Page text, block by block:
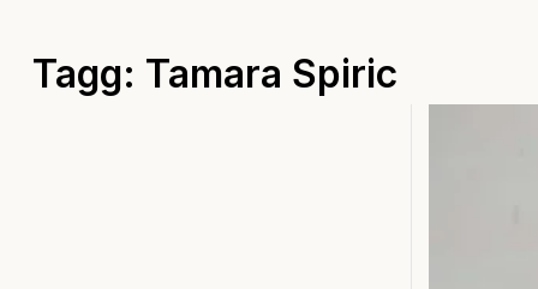
Tagg: Tamara Spiric